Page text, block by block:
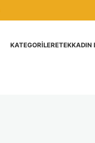
KATEGORILERETEKKADIN